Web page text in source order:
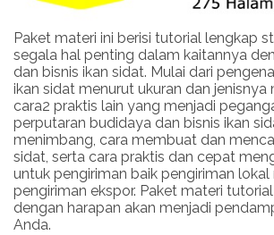
Paket materi ini berisi tutorial lengkap
segala hal penting dalam kaitannya
dan bisnis ikan sidat. Mulai dari
ikan sidat menurut ukuran dan jenisnya
cara2 praktis lain yang menjadi
perputaran budidaya dan bisnis ikan
menimbang, cara membuat dan
sidat, serta cara praktis dan cepat
untuk pengiriman baik pengiriman lokal
pengiriman ekspor. Paket materi
dengan harapan akan menjadi
Anda.